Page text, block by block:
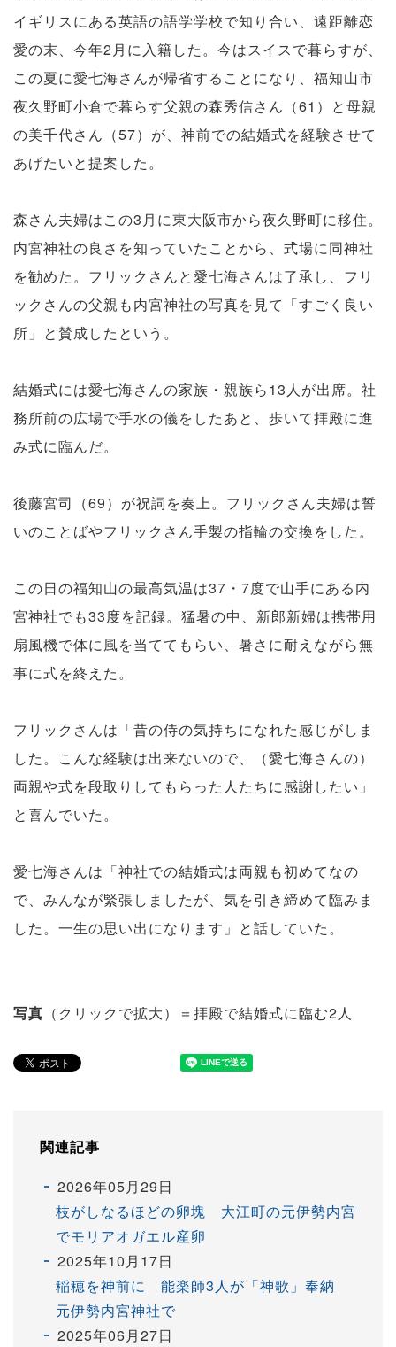
イギリスにある英語の語学学校で知り合い、遠距離恋
愛の末、今年2月に入籍した。今はスイスで暮らすが、
この夏に愛七海さんが帰省することになり、福知山市
夜久野町小倉で暮らす父親の森秀信さん（61）と母親
の美千代さん（57）が、神前での結婚式を経験させて
あげたいと提案した。
森さん夫婦はこの3月に東大阪市から夜久野町に移住。
内宮神社の良さを知っていたことから、式場に同神社
を勧めた。フリックさんと愛七海さんは了承し、フリ
ックさんの父親も内宮神社の写真を見て「すごく良い
所」と賛成したという。
結婚式には愛七海さんの家族・親族ら13人が出席。社
務所前の広場で手水の儀をしたあと、歩いて拝殿に進
み式に臨んだ。
後藤宮司（69）が祝詞を奏上。フリックさん夫婦は誓
いのことばやフリックさん手製の指輪の交換をした。
この日の福知山の最高気温は37・7度で山手にある内
宮神社でも33度を記録。猛暑の中、新郎新婦は携帯用
扇風機で体に風を当ててもらい、暑さに耐えながら無
事に式を終えた。
フリックさんは「昔の侍の気持ちになれた感じがしま
した。こんな経験は出来ないので、（愛七海さんの）
両親や式を段取りしてもらった人たちに感謝したい」
と喜んでいた。
愛七海さんは「神社での結婚式は両親も初めてなの
で、みんなが緊張しましたが、気を引き締めて臨みま
した。一生の思い出になります」と話していた。
写真 （クリックで拡大）＝拝殿で結婚式に臨む2人
関連記事
2026年05月29日
枝がしなるほどの卵塊 大江町の元伊勢内宮
でモリアオガエル産卵
2025年10月17日
稲穂を神前に 能楽師3人が「神歌」奉納
元伊勢内宮神社で
2025年06月27日